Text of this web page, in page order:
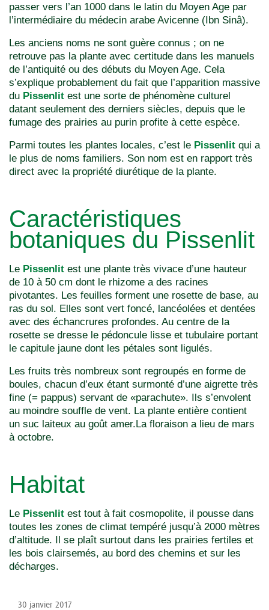
passer vers l’an 1000 dans le latin du Moyen Age par
l’intermédiaire du médecin arabe Avicenne (Ibn Sinâ).
Les anciens noms ne sont guère connus ; on ne
retrouve pas la plante avec certitude dans les manuels
de l’antiquité ou des débuts du Moyen Age. Cela
s’explique probablement du fait que l’apparition massive
du Pissenlit est une sorte de phénomène culturel
datant seulement des derniers siècles, depuis que le
fumage des prairies au purin profite à cette espèce.
Parmi toutes les plantes locales, c’est le Pissenlit qui a
le plus de noms familiers. Son nom est en rapport très
direct avec la propriété diurétique de la plante.
Caractéristiques
botaniques du Pissenlit
Le Pissenlit est une plante très vivace d’une hauteur
de 10 à 50 cm dont le rhizome a des racines
pivotantes. Les feuilles forment une rosette de base, au
ras du sol. Elles sont vert foncé, lancéolées et dentées
avec des échancrures profondes. Au centre de la
rosette se dresse le pédoncule lisse et tubulaire portant
le capitule jaune dont les pétales sont ligulés.
Les fruits très nombreux sont regroupés en forme de
boules, chacun d’eux étant surmonté d’une aigrette très
fine (= pappus) servant de «parachute». Ils s’envolent
au moindre souffle de vent. La plante entière contient
un suc laiteux au goût amer.La floraison a lieu de mars
à octobre.
Habitat
Le Pissenlit est tout à fait cosmopolite, il pousse dans
toutes les zones de climat tempéré jusqu’à 2000 mètres
d’altitude. Il se plaît surtout dans les prairies fertiles et
les bois clairsemés, au bord des chemins et sur les
décharges.
30 janvier 2017